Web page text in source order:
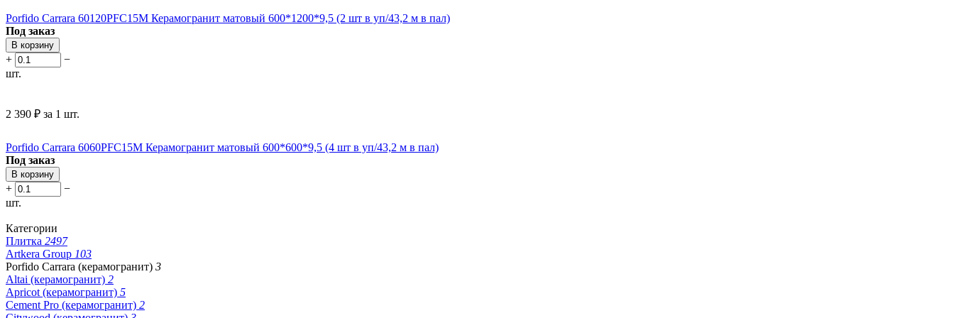
Porfido Carrara 60120PFC15M Керамогранит матовый 600*1200*9,5 (2 шт в уп/43,2 м в пал)
Под заказ
В корзину
+
−
шт.
2 390 ₽ за 1 шт.
Porfido Carrara 6060PFC15M Керамогранит матовый 600*600*9,5 (4 шт в уп/43,2 м в пал)
Под заказ
В корзину
+
−
шт.
Категории
Плитка 2497
Artkera Group 103
Porfido Carrara (керамогранит) 3
Altai (керамогранит) 2
Apricot (керамогранит) 5
Cement Pro (керамогранит) 2